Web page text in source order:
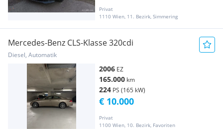
Privat
1110 Wien, 11. Bezirk, Simmering
Mercedes-Benz CLS-Klasse 320cdi
Diesel, Automatik
2006 EZ
165.000 km
224 PS (165 kW)
Privat
1100 Wien, 10. Bezirk, Favoriten
€ 10.000